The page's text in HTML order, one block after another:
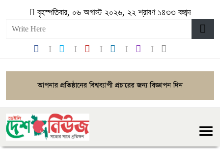
বৃহস্পতিবার, ০৬ অগাস্ট ২০২৬, ২২ শ্রাবণ ১৪৩৩ বঙ্গাব্দ